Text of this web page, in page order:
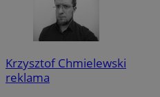
Krzysztof Chmielewski
reklama